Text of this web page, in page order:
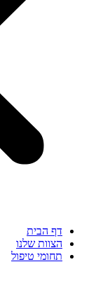
דף הבית
הצוות שלנו
תחומי טיפול